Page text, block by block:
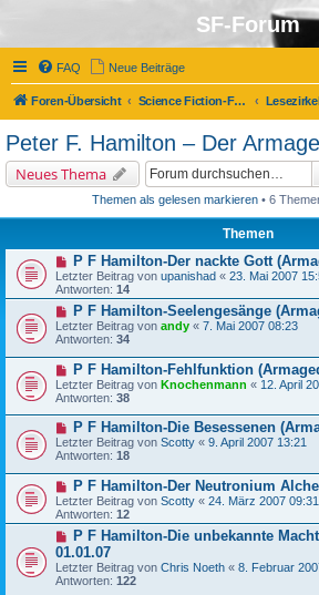
SF-Forum
FAQ Neue Beiträge
Foren-Übersicht Science Fiction-Forum
Peter F. Hamilton – Der
Neues Thema
Themen als gelesen markieren • 6
Themen
P F Hamilton-Der nackte Gott
Letzter Beitrag von upanishad « 23. Mai 2007
Antworten: 14
P F Hamilton-Seelengesänge
Letzter Beitrag von andy « 7. Mai 2007 08:23
Antworten: 34
P F Hamilton-Fehlfunktion
Letzter Beitrag von Knochenmann « 12. April
Antworten: 38
P F Hamilton-Die Besessenen
Letzter Beitrag von Scotty « 9. April 2007 13:21
Antworten: 18
P F Hamilton-Der Neutronium
Letzter Beitrag von Scotty « 24. März 2007 09:31
Antworten: 12
P F Hamilton-Die unbekannte
01.01.07
Letzter Beitrag von Chris Noeth « 8. Februar
Antworten: 122